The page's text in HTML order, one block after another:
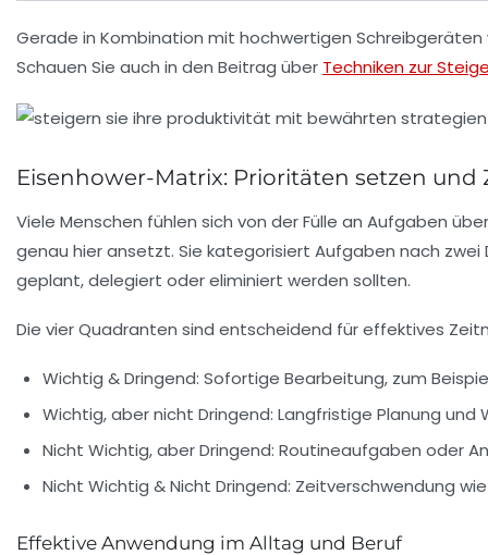
Gerade in Kombination mit hochwertigen
Schauen Sie auch in den Beitrag über Techniken zur
Eisenhower-Matrix: Prioritäten setzen
Viele Menschen fühlen sich von der Fülle an Aufgaben
genau hier ansetzt. Sie kategorisiert Aufgaben nach
geplant, delegiert oder eliminiert werden sollten.
Die vier Quadranten sind entscheidend für effektives
Wichtig & Dringend: Sofortige Bearbeitung, zum
Wichtig, aber nicht Dringend: Langfristige Planung
Nicht Wichtig, aber Dringend: Routineaufgaben oder
Nicht Wichtig & Nicht Dringend: Zeitverschwendung
Effektive Anwendung im Alltag und Beruf